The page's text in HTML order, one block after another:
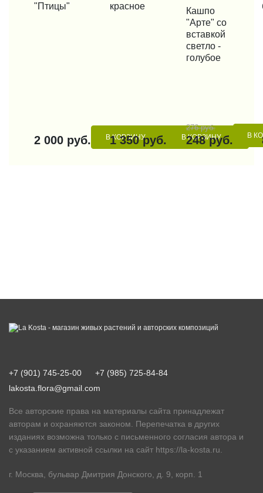
"Птицы"
2 000 руб. В КОРЗИНУ
красное
1 350 руб. В КОРЗИНУ
КУПИТЬ В 1 КЛИК
Кашпо
"Арте" со
вставкой
светло -
голубое
276 руб.
248 руб. В
+7 (901) 745-25-00
+7 (985) 725-84-84
lakosta.flora@gmail.com
Все авторские права на материалы сайта принадлежат
авторам и охраняются законом. Перепечатка в других
изданиях возможна только с письменного согласия автора и
с указанием активной ссылки на сайт https://la-kosta.ru
г. Москва, бульвар Дмитрия Донского, д. 9, корп. 1